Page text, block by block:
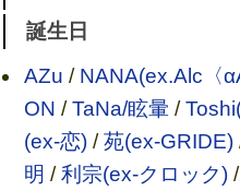
誕生日
AZu / NANA(ex.Alc〈
ON /TaNa/眩暈 /
(ex-恋)/苑(ex-GRIDE)
明 /利宗(ex-クロック)/